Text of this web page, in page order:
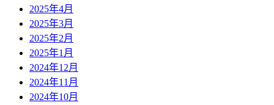
2025年4月
2025年3月
2025年2月
2025年1月
2024年12月
2024年11月
2024年10月